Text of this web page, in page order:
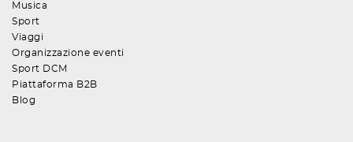
Musica
Sport
Viaggi
Organizzazione eventi
Sport DCM
Piattaforma B2B
Blog